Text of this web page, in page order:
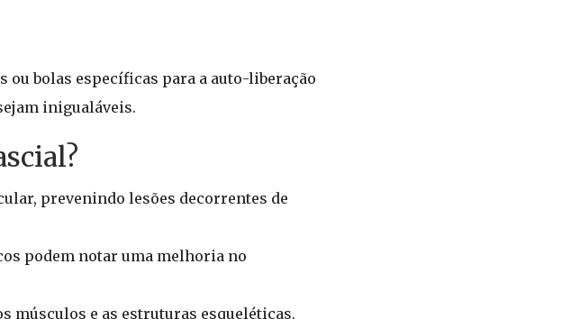
ou bolas específicas para a auto-liberação
inigualáveis.
prevenindo lesões decorrentes de
podem notar uma melhoria no
músculos e as estruturas esqueléticas,